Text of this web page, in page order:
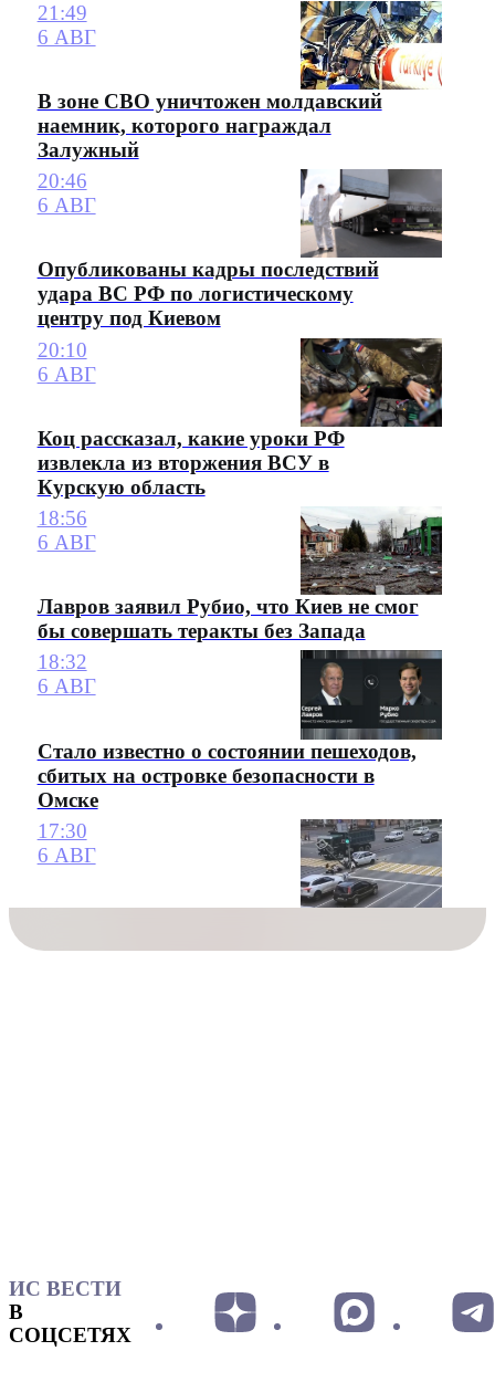
21:49
6 АВГ
В зоне СВО уничтожен молдавский
наемник, которого награждал
Залужный
20:46
6 АВГ
Опубликованы кадры последствий
удара ВС РФ по логистическому
центру под Киевом
20:10
6 АВГ
Коц рассказал, какие уроки РФ
извлекла из вторжения ВСУ в
Курскую область
18:56
6 АВГ
Лавров заявил Рубио, что Киев не смог
бы совершать теракты без Запада
18:32
6 АВГ
Стало известно о состоянии пешеходов,
сбитых на островке безопасности в
Омске
17:30
6 АВГ
ИС ВЕСТИ
В
СОЦСЕТЯХ